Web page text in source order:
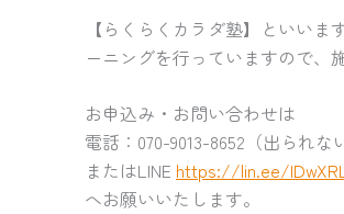
【らくらくカラダ塾】といい
ーニングを行っていますので、
お申込み・お問い合わせは
電話：070-9013-8652（出られ
またはLINE https://lin.ee/
へお願いいたします。